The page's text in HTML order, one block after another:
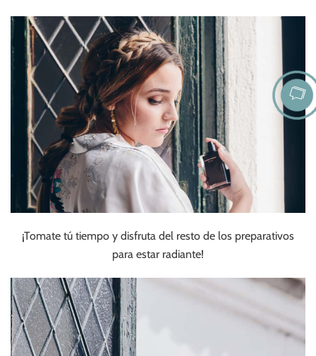
¡Tomate tú tiempo y disfruta del resto de los preparativos
para estar radiante!